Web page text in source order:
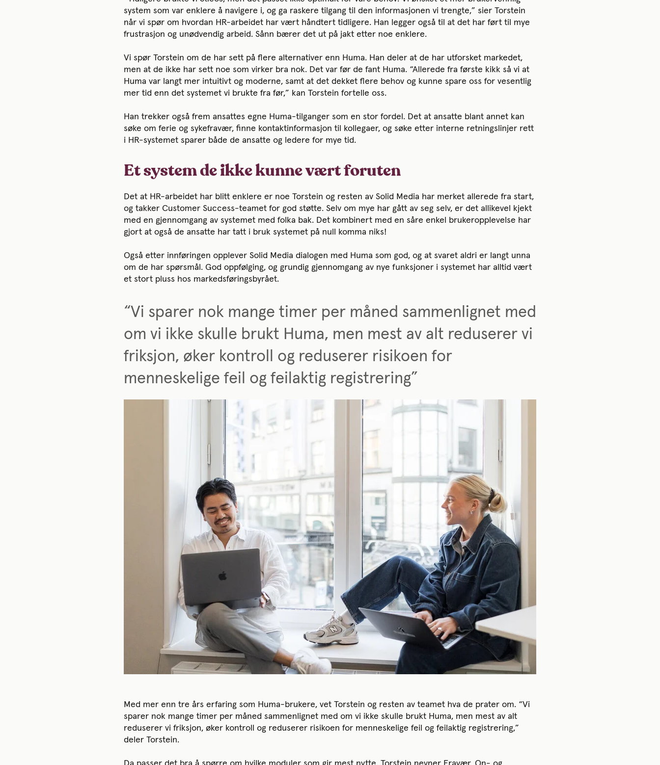
system som var enklere å navigere i, og ga raskere tilgang til den informasjonen vi trengte,” sier Torstein
når vi spør om hvordan HR-arbeidet har vært håndtert tidligere. Han legger også til at det har ført til mye
frustrasjon og unødvendig arbeid. Sånn bærer det ut på jakt etter noe enklere.
Vi spør Torstein om de har sett på flere alternativer enn Huma. Han deler at de har utforsket markedet,
men at de ikke har sett noe som virker bra nok. Det var før de fant Huma. “Allerede fra første kikk så vi at
Huma var langt mer intuitivt og moderne, samt at det dekket flere behov og kunne spare oss for vesentlig
mer tid enn det systemet vi brukte fra før,” kan Torstein fortelle oss.
Han trekker også frem ansattes egne Huma-tilganger som en stor fordel. Det at ansatte blant annet kan
søke om ferie og sykefravær, finne kontaktinformasjon til kollegaer, og søke etter interne retningslinjer rett
i HR-systemet sparer både de ansatte og ledere for mye tid.
Et system de ikke kunne vært foruten
Det at HR-arbeidet har blitt enklere er noe Torstein og resten av Solid Media har merket allerede fra start,
og takker Customer Success-teamet for god støtte. Selv om mye har gått av seg selv, er det allikevel kjekt
med en gjennomgang av systemet med folka bak. Det kombinert med en såre enkel brukeropplevelse har
gjort at også de ansatte har tatt i bruk systemet på null komma niks!
Også etter innføringen opplever Solid Media dialogen med Huma som god, og at svaret aldri er langt unna
om de har spørsmål. God oppfølging, og grundig gjennomgang av nye funksjoner i systemet har alltid vært
et stort pluss hos markedsføringsbyrået.
“Vi sparer nok mange timer per måned sammenlignet med
om vi ikke skulle brukt Huma, men mest av alt reduserer vi
friksjon, øker kontroll og reduserer risikoen for
menneskelige feil og feilaktig registrering”
Med mer enn tre års erfaring som Huma-brukere, vet Torstein og resten av teamet hva de prater om. “Vi
sparer nok mange timer per måned sammenlignet med om vi ikke skulle brukt Huma, men mest av alt
reduserer vi friksjon, øker kontroll og reduserer risikoen for menneskelige feil og feilaktig registrering,”
deler Torstein.